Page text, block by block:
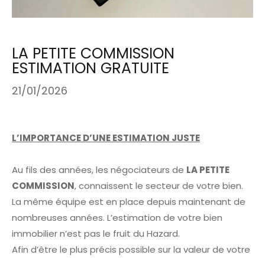
LA PETITE COMMISSION
ESTIMATION GRATUITE
21/01/2026
L’IMPORTANCE D’UNE ESTIMATION JUSTE
Au fils des années, les négociateurs de LA PETITE
COMMISSION, connaissent le secteur de votre bien.
La même équipe est en place depuis maintenant de
nombreuses années. L’estimation de votre bien
immobilier n’est pas le fruit du Hazard.
Afin d’être le plus précis possible sur la valeur de votre